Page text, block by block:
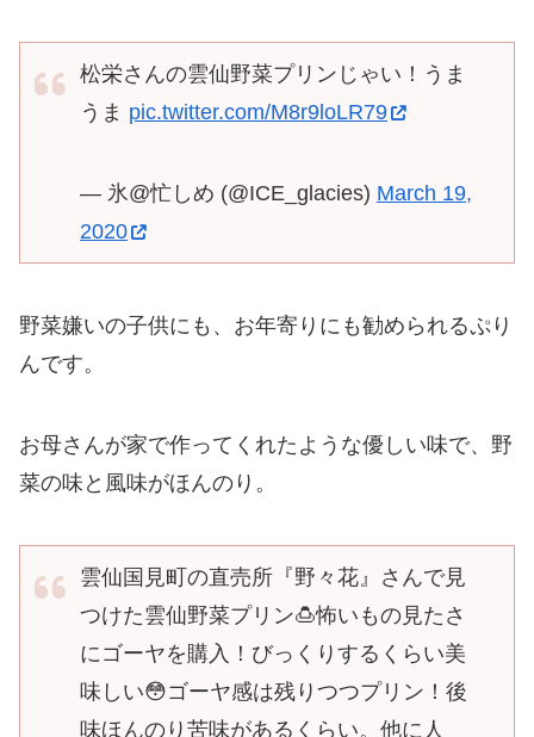
松栄さんの雲仙野菜プリンじゃい！うま
うま pic.twitter.com/M8r9loLR79
— 氷@忙しめ (@ICE_glacies) March 19,
2020
野菜嫌いの子供にも、お年寄りにも勧められるぷり
んです。
お母さんが家で作ってくれたような優しい味で、野
菜の味と風味がほんのり。
雲仙国見町の直売所『野々花』さんで見
つけた雲仙野菜プリン🍮怖いもの見たさ
にゴーヤを購入！びっくりするくらい美
味しい😳ゴーヤ感は残りつつプリン！後
味ほんのり苦味があるくらい。他に人